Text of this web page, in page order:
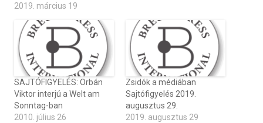
2019. március 19
SAJTÓFIGYELÉS: Orbán
Viktor interjú a Welt am
Sonntag-ban
2010. július 26
Zsidók a médiában
Sajtófigyelés 2019.
augusztus 29.
2019. augusztus 29